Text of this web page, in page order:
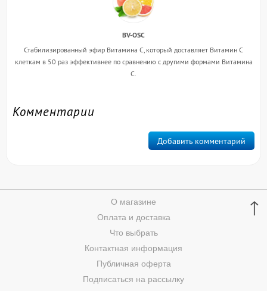
BV-OSC
Стабилизированный эфир Витамина С, который доставляет Витамин С
клеткам в 50 раз эффективнее по сравнению с другими формами Витамина
С.
Комментарии
Добавить комментарий
↑
О магазине
Оплата и доставка
Что выбрать
Контактная информация
Публичная оферта
Подписаться на рассылку